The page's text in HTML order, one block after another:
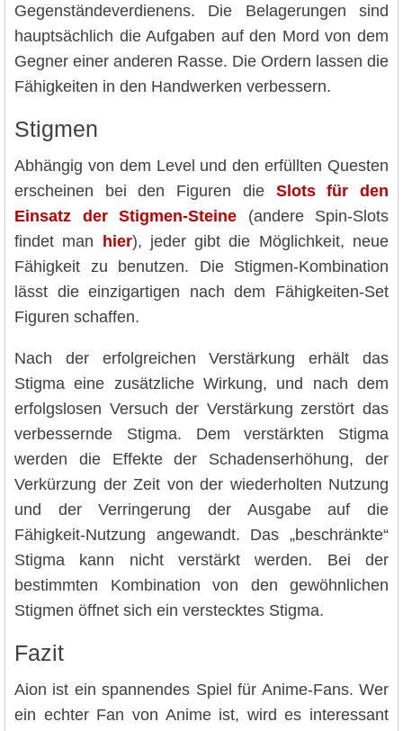
Gegenständeverdienens. Die Belagerungen sind
hauptsächlich die Aufgaben auf den Mord von dem
Gegner einer anderen Rasse. Die Ordern lassen die
Fähigkeiten in den Handwerken verbessern.
Stigmen
Abhängig von dem Level und den erfüllten Questen
erscheinen bei den Figuren die Slots für den
Einsatz der Stigmen-Steine (andere Spin-Slots
findet man
hier), jeder gibt die Möglichkeit, neue
Fähigkeit zu benutzen. Die Stigmen-Kombination
lässt die einzigartigen nach dem Fähigkeiten-Set
Figuren schaffen.
Nach der erfolgreichen Verstärkung erhält das
Stigma eine zusätzliche Wirkung, und nach dem
erfolgslosen Versuch der Verstärkung zerstört das
verbessernde Stigma. Dem verstärkten Stigma
werden die Effekte der Schadenserhöhung, der
Verkürzung der Zeit von der wiederholten Nutzung
und der Verringerung der Ausgabe auf die
Fähigkeit-Nutzung angewandt. Das „beschränkte“
Stigma kann nicht verstärkt werden. Bei der
bestimmten Kombination von den gewöhnlichen
Stigmen öffnet sich ein verstecktes Stigma.
Fazit
Aion ist ein spannendes Spiel für Anime-Fans. Wer
ein echter Fan von Anime ist, wird es interessant